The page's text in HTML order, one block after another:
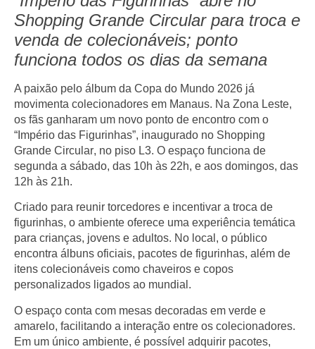
Shopping Grande Circular para troca e
venda de colecionáveis; ponto
funciona todos os dias da semana
A paixão pelo álbum da Copa do Mundo 2026 já
movimenta colecionadores em Manaus. Na Zona Leste,
os fãs ganharam um novo ponto de encontro com o
“Império das Figurinhas”, inaugurado no Shopping
Grande Circular, no piso L3. O espaço funciona de
segunda a sábado, das 10h às 22h, e aos domingos, das
12h às 21h.
Criado para reunir torcedores e incentivar a troca de
figurinhas, o ambiente oferece uma experiência temática
para crianças, jovens e adultos. No local, o público
encontra álbuns oficiais, pacotes de figurinhas, além de
itens colecionáveis como chaveiros e copos
personalizados ligados ao mundial.
O espaço conta com mesas decoradas em verde e
amarelo, facilitando a interação entre os colecionadores.
Em um único ambiente, é possível adquirir pacotes,